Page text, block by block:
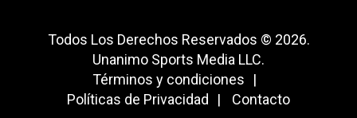
Todos Los Derechos Reservados © 2026.
Unanimo Sports Media LLC.
Términos y condiciones
Políticas de Privacidad
Contacto